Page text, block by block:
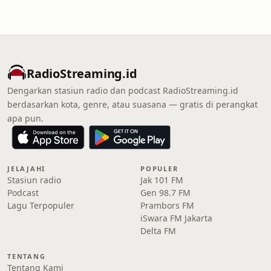
RadioStreaming.id
Dengarkan stasiun radio dan podcast RadioStreaming.id
berdasarkan kota, genre, atau suasana — gratis di perangkat
apa pun.
JELAJAHI
Stasiun radio
Podcast
Lagu Terpopuler
POPULER
Jak 101 FM
Gen 98.7 FM
Prambors FM
iSwara FM Jakarta
Delta FM
TENTANG
Tentang Kami